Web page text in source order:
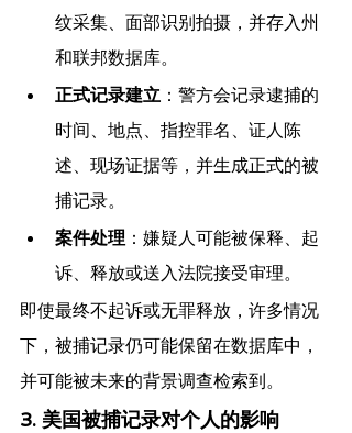
纹采集、面部识别拍摄，并存入州
和联邦数据库。
正式记录建立 ：警方会记录逮捕的
时间、地点、指控罪名、证人陈
述、现场证据等，并生成正式的被
捕记录。
案件处理 ：嫌疑人可能被保释、起
诉、释放或送入法院接受审理。
即使最终不起诉或无罪释放，许多情况
下，被捕记录仍可能保留在数据库中，
并可能被未来的背景调查检索到。
3. 美国被捕记录对个人的影响